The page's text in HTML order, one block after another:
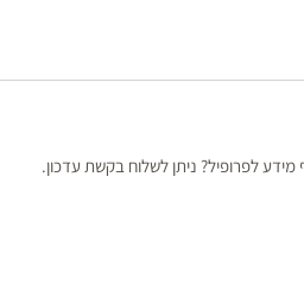
לפרופיל? ניתן לשלוח בקשת עדכון.